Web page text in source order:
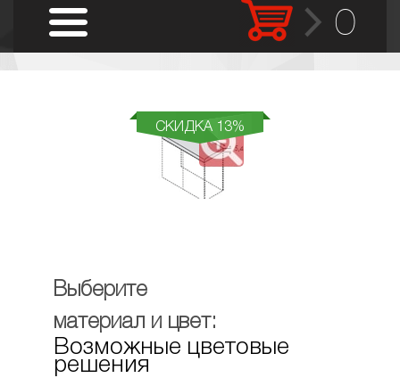
0
СКИДКА 13%
Выберите
материал и цвет:
Возможные цветовые
решения